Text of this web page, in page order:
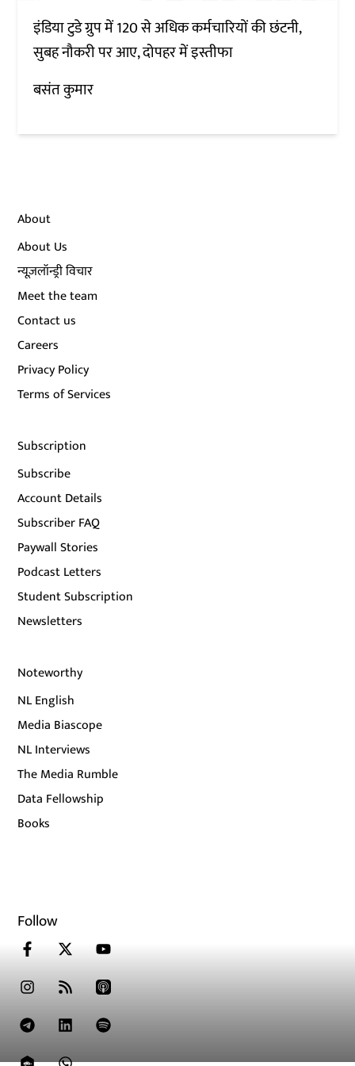
इंडिया टुडे ग्रुप में 120 से अधिक कर्मचारियों की छंटनी,
सुबह नौकरी पर आए, दोपहर में इस्तीफा
बसंत कुमार
About
About Us
न्यूज़लॉन्ड्री विचार
Meet the team
Contact us
Careers
Privacy Policy
Terms of Services
Subscription
Subscribe
Account Details
Subscriber FAQ
Paywall Stories
Podcast Letters
Student Subscription
Newsletters
Noteworthy
NL English
Media Biascope
NL Interviews
The Media Rumble
Data Fellowship
Books
Follow